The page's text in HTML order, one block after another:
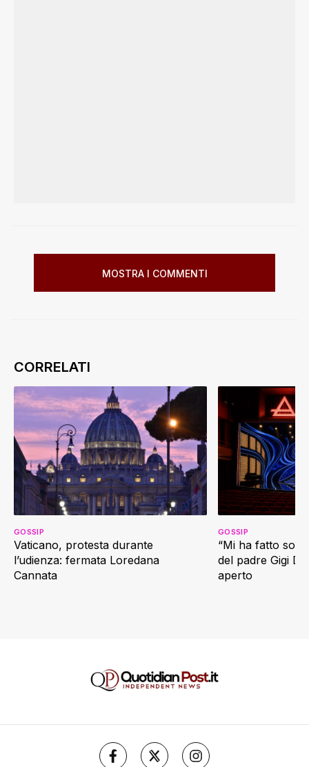
MOSTRA I COMMENTI
Vaticano, protesta durante
l’udienza: fermata Loredana
Cannata
GOSSIP
“Mi ha fatto
del padre Gigi
aperto
GOSSIP